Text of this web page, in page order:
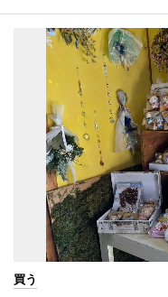
買う